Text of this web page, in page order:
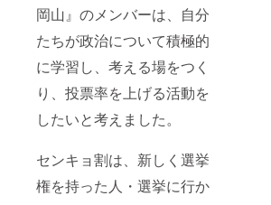
岡山』のメンバーは、自分
たちが政治について積極的
に学習し、考える場をつく
り、投票率を上げる活動を
したいと考えました。
センキョ割は、新しく選挙
権を持った人・選挙に行か